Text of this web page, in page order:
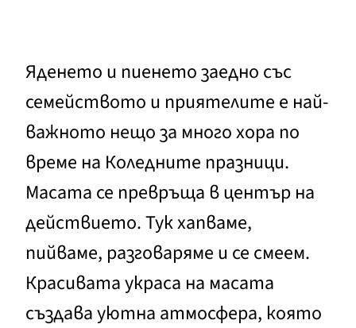
Яденето и пиенето заедно със
семейството и приятелите е най-
важното нещо за много хора по
време на Коледните празници.
Масата се превръща в център на
действието. Тук хапваме,
пийваме, разговаряме и се смеем.
Красивата украса на масата
създава уютна атмосфера, която